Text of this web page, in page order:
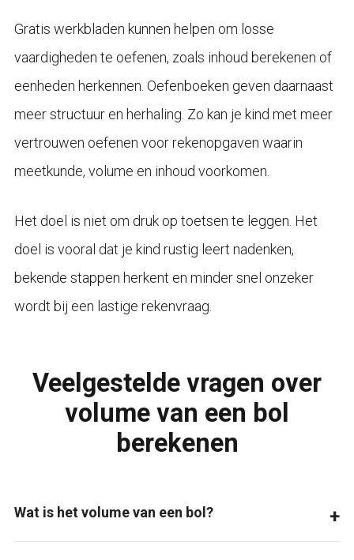
Gratis werkbladen kunnen helpen om losse
vaardigheden te oefenen, zoals inhoud berekenen of
eenheden herkennen. Oefenboeken geven daarnaast
meer structuur en herhaling. Zo kan je kind met meer
vertrouwen oefenen voor rekenopgaven waarin
meetkunde, volume en inhoud voorkomen.
Het doel is niet om druk op toetsen te leggen. Het
doel is vooral dat je kind rustig leert nadenken,
bekende stappen herkent en minder snel onzeker
wordt bij een lastige rekenvraag.
Veelgestelde vragen over
volume van een bol
berekenen
Wat is het volume van een bol?